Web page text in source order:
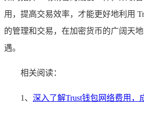
用，提高交易效率，才能更好地利用
的管理和交易，在加密货币的广阔天
遇。
相关阅读：
1、 深入了解Trust钱包网络费用，